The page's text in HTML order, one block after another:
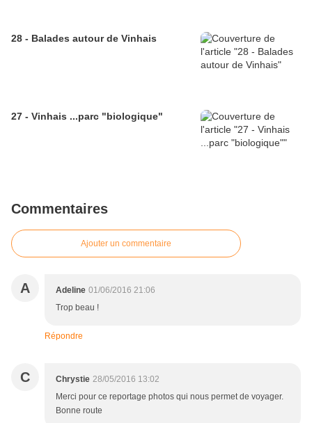
28 - Balades autour de Vinhais
27 - Vinhais ...parc "biologique"
Commentaires
Ajouter un commentaire
A Adeline 01/06/2016 21:06
Trop beau !
Répondre
C Chrystie 28/05/2016 13:02
Merci pour ce reportage photos qui nous permet de voyager.
Bonne route